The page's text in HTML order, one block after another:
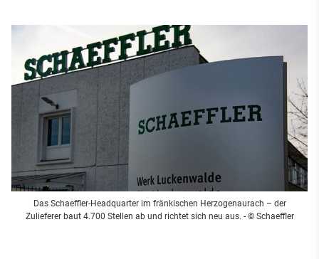
Das Schaeffler-Headquarter im fränkischen Herzogenaurach – der
Zulieferer baut 4.700 Stellen ab und richtet sich neu aus. - © Schaeffler